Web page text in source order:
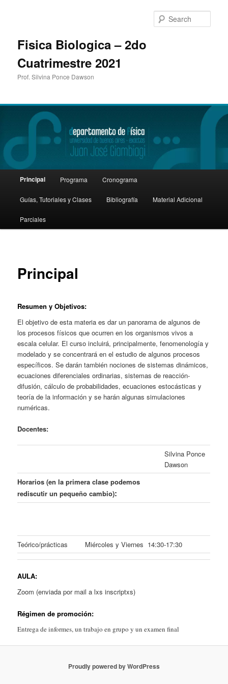
Fisica Biologica – 2do
Cuatrimestre 2021
Prof. Silvina Ponce Dawson
Skip
to
primary
Principal Programa Cronograma
Guías, Tutoriales y Clases Bibliografía Material Adicional
Parciales
Principal
Resumen y Objetivos:
El objetivo de esta materia es dar un panorama de algunos de
los procesos físicos que ocurren en los organismos vivos a
escala celular. El curso incluirá, principalmente, fenomenología y
modelado y se concentrará en el estudio de algunos procesos
específicos. Se darán también nociones de sistemas dinámicos,
ecuaciones diferenciales ordinarias, sistemas de reacción-
difusión, cálculo de probabilidades, ecuaciones estocásticas y
teoría de la información y se harán algunas simulaciones
numéricas.
Docentes:
Silvina Ponce
Dawson
Horarios (en la primera clase podemos
rediscutir un pequeño cambio):
Teórico/prácticas Miércoles y Viernes 14:30-17:30
AULA:
Zoom (enviada por mail a lxs inscriptxs)
Régimen de promoción:
Entrega de informes, un trabajo en grupo y un examen final
Proudly powered by WordPress